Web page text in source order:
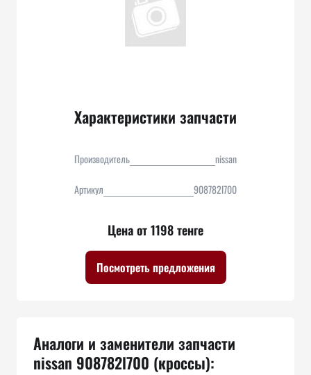
Характеристики запчасти
Производитель nissan
Артикул 908782l700
Цена от 1198 тенге
Посмотреть предложения
Аналоги и заменители запчасти
nissan 908782l700 (кроссы):